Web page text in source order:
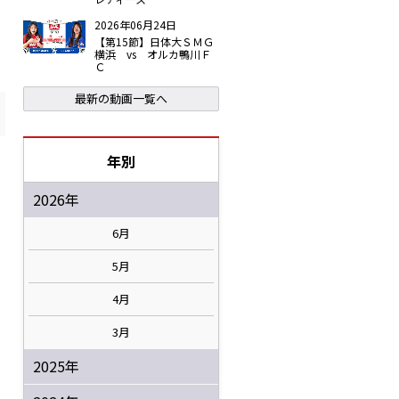
2026年06月24日
【第15節】日体大ＳＭＧ
横浜 vs オルカ鴨川Ｆ
Ｃ
最新の動画一覧へ
年別
2026年
6月
5月
4月
3月
2025年